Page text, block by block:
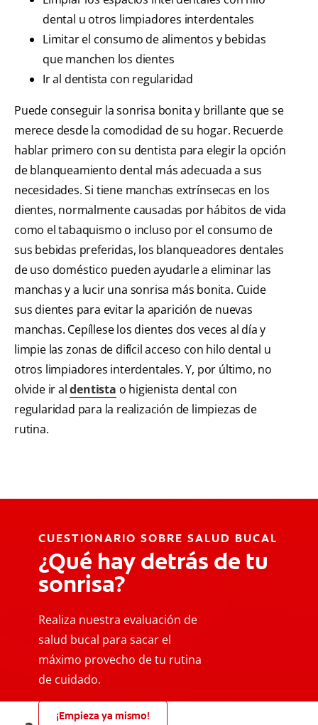
dental u otros limpiadores interdentales
Limitar el consumo de alimentos y bebidas
que manchen los dientes
Ir al dentista con regularidad
Puede conseguir la sonrisa bonita y brillante que se
merece desde la comodidad de su hogar. Recuerde
hablar primero con su dentista para elegir la opción
de blanqueamiento dental más adecuada a sus
necesidades. Si tiene manchas extrínsecas en los
dientes, normalmente causadas por hábitos de vida
como el tabaquismo o incluso por el consumo de
sus bebidas preferidas, los blanqueadores dentales
de uso doméstico pueden ayudarle a eliminar las
manchas y a lucir una sonrisa más bonita. Cuide
sus dientes para evitar la aparición de nuevas
manchas. Cepíllese los dientes dos veces al día y
limpie las zonas de difícil acceso con hilo dental u
otros limpiadores interdentales. Y, por último, no
olvide ir aldentista o higienista dental con
regularidad para la realización de limpiezas de
rutina.
CUESTIONARIO SOBRE SALUD BUCAL
¿Qué hay detrás de tu
sonrisa?
Realiza nuestra evaluación de
salud bucal para sacar el
máximo provecho de tu rutina
de cuidado.
¡Empieza ya mismo!